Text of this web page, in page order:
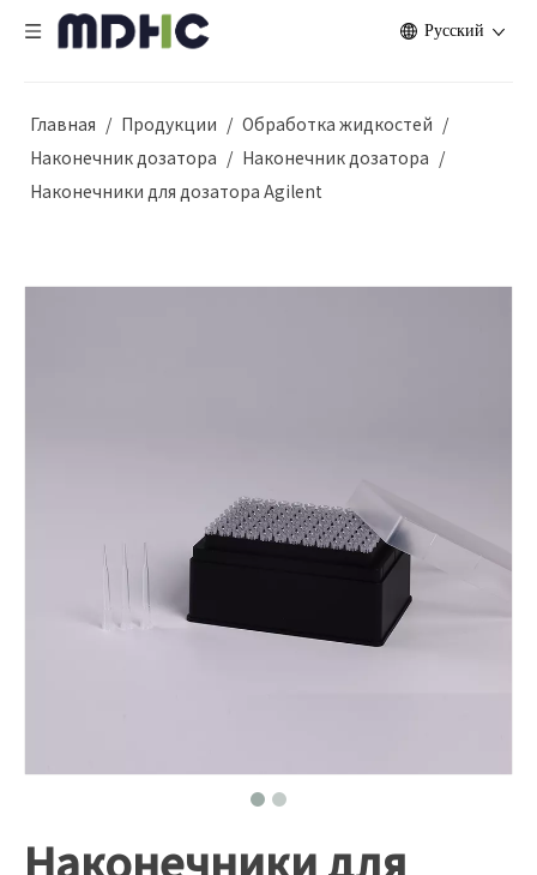
Pусский
Главная / Продукции / Обработка жидкостей /
Наконечник дозатора / Наконечник дозатора /
Наконечники для дозатора Agilent
Наконечники для